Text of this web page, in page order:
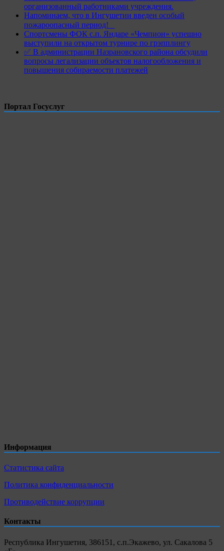
организованный работниками учреждения.
Напоминаем, что в Ингушетии введен особый
пожароопасный период!⁣⁣⠀
Спортсмены ФОК с.п. Яндаре «Чемпион» успешно
выступили на открытом турнире по грэпплингу
✅ В администрации Назрановского района обсудили
вопросы легализации объектов налогообложения и
повышения собираемости платежей
Портал Госуслуг
Информация
Статистика сайта
Политика конфиденциальности
Противодействие коррупции
Контакты
Республика Ингушетия, 386151, с.п.Экажево, ул. Сакалова 5